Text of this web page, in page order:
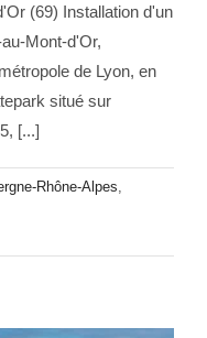
(69) Installation d'un
Mont-d'Or,
de Lyon, en
situé sur
[...]
Rhône-Alpes